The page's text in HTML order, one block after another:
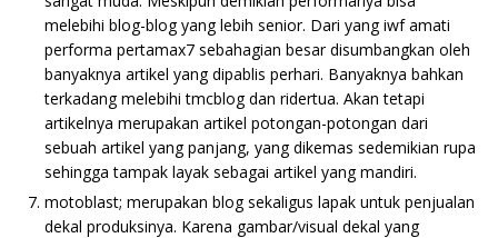
melebihi blog-blog yang lebih senior. Dari yang iwf amati
performa pertamax7 sebahagian besar disumbangkan oleh
banyaknya artikel yang dipablis perhari. Banyaknya bahkan
terkadang melebihi tmcblog dan ridertua. Akan tetapi
artikelnya merupakan artikel potongan-potongan dari
sebuah artikel yang panjang, yang dikemas sedemikian rupa
sehingga tampak layak sebagai artikel yang mandiri.
motoblast; merupakan blog sekaligus lapak untuk penjualan
dekal produksinya. Karena gambar/visual dekal yang